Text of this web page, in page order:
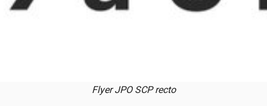
Flyer JPO SCP recto